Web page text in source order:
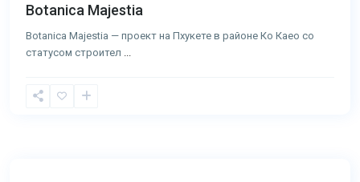
Botanica Majestia
Botanica Majestia — проект на Пхукете в районе Ко Каео со
статусом строител